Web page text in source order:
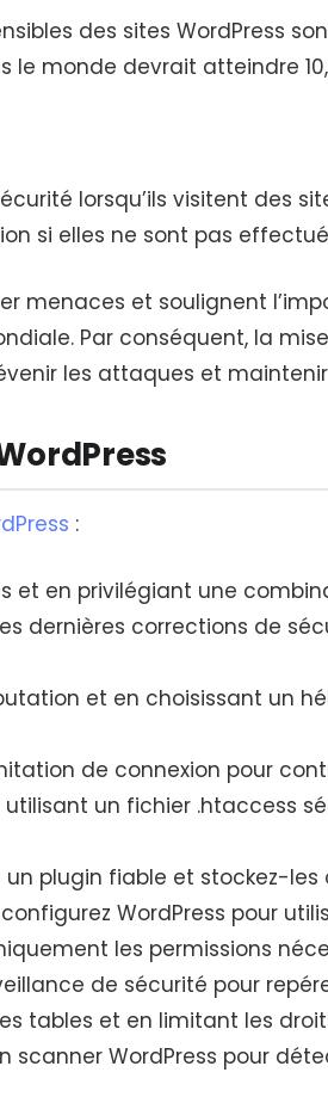
des sites WordPress
monde devrait atteindre
lorsqu’ils visitent des
si elles ne sont pas
menaces et soulignent
Par conséquent, la
les attaques et
:
et en privilégiant une
dernières corrections de
et en choisissant un
de connexion pour
un fichier .htaccess
plugin fiable et stockez-les
WordPress pour
les permissions
de sécurité pour
tables et en limitant les
WordPress pour